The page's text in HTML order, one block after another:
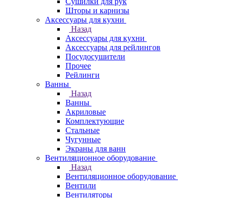
Шторы и карнизы
Аксессуары для кухни
Назад
Аксессуары для кухни
Аксессуары для рейлингов
Посудосушители
Прочее
Рейлинги
Ванны
Назад
Ванны
Акриловые
Комплектующие
Стальные
Чугунные
Экраны для ванн
Вентиляционное оборудование
Назад
Вентиляционное оборудование
Вентили
Вентиляторы